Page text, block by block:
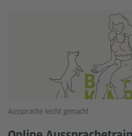
Aussprache leicht gemacht